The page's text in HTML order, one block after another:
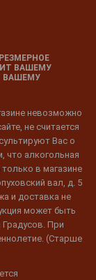
ВАШЕМУ
ВАШЕМУ
невозможно
не считается
Вас о
что алкогольная
в магазине
вал, д. 5
и доставка не
может быть
Градусов. При
(Старше